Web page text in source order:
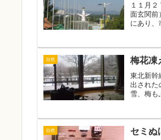
１１月
面玄関
にあり、
自然 梅花凍
東北新幹
出された
雪、梅も
自然 セミぬ